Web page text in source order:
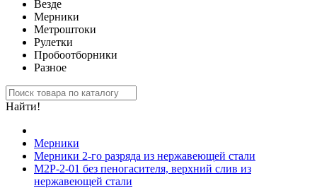
Везде
Мерники
Метроштоки
Рулетки
Пробоотборники
Разное
Найти!
Мерники
Мерники 2-го разряда из нержавеющей стали
М2Р-2-01 без пеногасителя, верхний слив из
нержавеющей стали